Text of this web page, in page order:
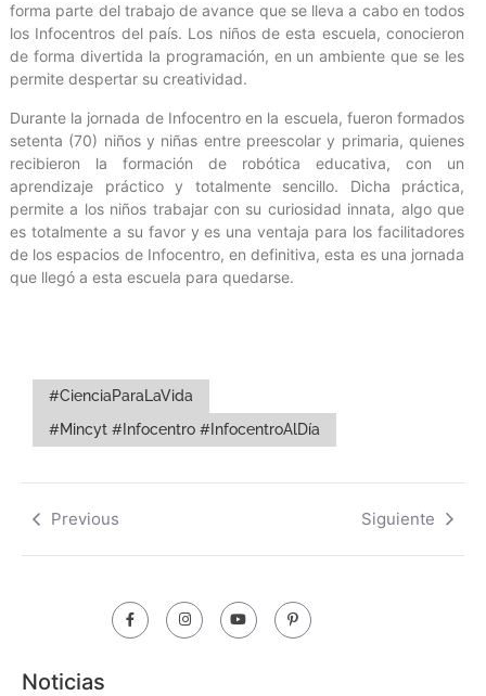
forma parte del trabajo de avance que se lleva a cabo en todos
los Infocentros del país. Los niños de esta escuela, conocieron
de forma divertida la programación, en un ambiente que se les
permite despertar su creatividad.
Durante la jornada de Infocentro en la escuela, fueron formados
setenta (70) niños y niñas entre preescolar y primaria, quienes
recibieron la formación de robótica educativa, con un
aprendizaje práctico y totalmente sencillo. Dicha práctica,
permite a los niños trabajar con su curiosidad innata, algo que
es totalmente a su favor y es una ventaja para los facilitadores
de los espacios de Infocentro, en definitiva, esta es una jornada
que llegó a esta escuela para quedarse.
#CienciaParaLaVida
#Mincyt #Infocentro #InfocentroAlDía
Previous Siguiente
Noticias